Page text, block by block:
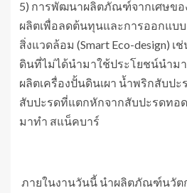
5) การพัฒนาผลิตภัณฑ์จากเศษขอ
ผลิตเพื่อลดต้นทุนและการออกแ
สิ่งแวดล้อม (Smart Eco-design)
ดินที่ไม่ได้นำมาใช้ประโยชน์นำม
ผลิตเครื่องปั้นดินเผา น้ำพริกสับปะ
สับปะรดที่แตกหักจากสับปะรดทอด
มาทำ สแน็คบาร์
ภายในงานวันนี้ นำผลิตภัณฑ์นวัต